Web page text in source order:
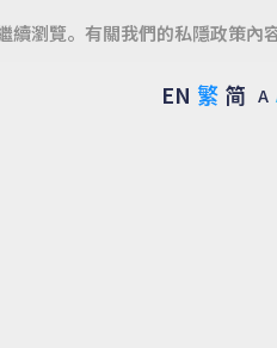
瀏覽。有關我們的私隱政策內
EN 繁 简 A